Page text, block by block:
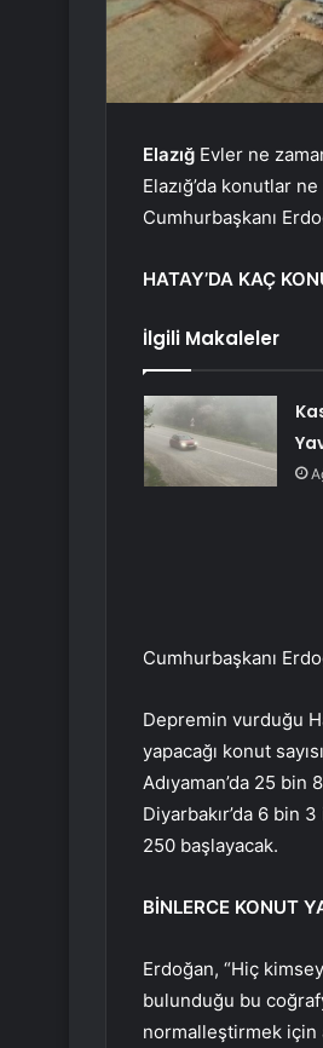
Elazığ Evler ne
Elazığ’da konutlar
Cumhurbaşkanı
HATAY’DA KAÇ
İlgili Makaleler
Cumhurbaşkanı
Depremin vurduğu
yapacağı konut
Adıyaman’da 25 bin
Diyarbakır’da 6 bin
250 başlayacak.
BİNLERCE KONUT
Erdoğan, “Hiç
bulunduğu bu
normalleştirmek için